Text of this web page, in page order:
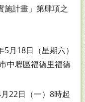
施計畫」第肆項之
月18日（星期六）
中壢區福德里福德
22日（一）8時起